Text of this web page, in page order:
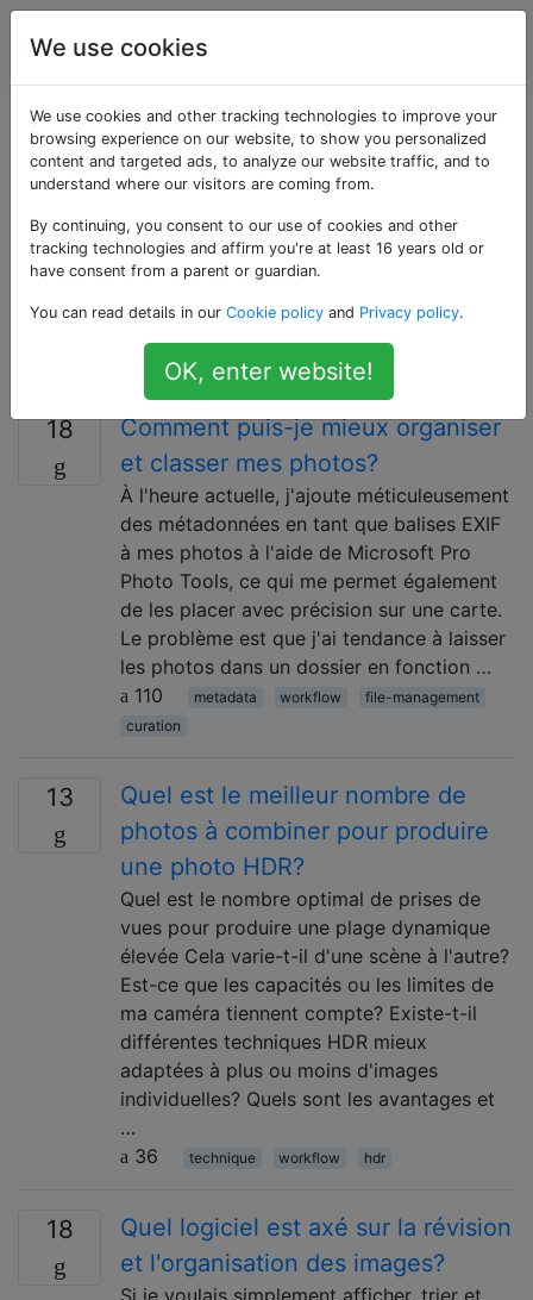
La
photographie
Questions marquées
«workflow»
Le flux de travail fait référence aux actions prises par
comprend le processus de prise d'un fichier de
l'appareil photo, en passant par l'édition sur un
ordinateur jusqu'à l'impression du fichier (et plus).
18
Comment puis-je mieux organiser
et classer mes photos?
À l'heure actuelle, j'ajoute méticuleusement
des métadonnées en tant que balises EXIF ​​
à mes photos à l'aide de Microsoft Pro
Photo Tools, ce qui me permet également
de les placer avec précision sur une carte.
Le problème est que j'ai tendance à laisser
les photos dans un dossier en fonction …
110
metadata workflow
file-management
curation
13
Quel est le meilleur nombre de
photos à combiner pour produire
une photo HDR?
Quel est le nombre optimal de prises de
vues pour produire une plage dynamique
élevée Cela varie-t-il d'une scène à l'autre?
Est-ce que les capacités ou les limites de
ma caméra tiennent compte? Existe-t-il
différentes techniques HDR mieux
adaptées à plus ou moins d'images
individuelles? Quels sont les avantages et
…
36
technique workflow hdr
18
Quel logiciel est axé sur la révision
et l'organisation des images?
Si je voulais simplement afficher, trier et
We use cookies
We use cookies and other tracking technologies to improve your
browsing experience on our website, to show you personalized
content and targeted ads, to analyze our website traffic, and to
understand where our visitors are coming from.
By continuing, you consent to our use of cookies and other
tracking technologies and affirm you're at least 16 years old or
have consent from a parent or guardian.
You can read details in our Cookie policy and Privacy policy.
OK, enter website!